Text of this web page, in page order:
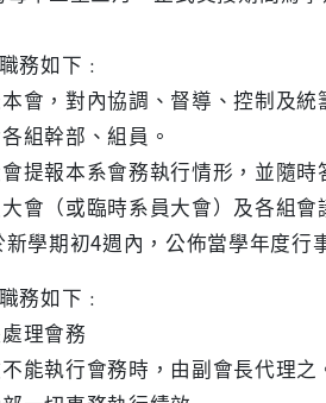
務如下﹕
會，對內協調、督導、控制及統
組幹部、組員。
提報本系會務執行情形，並隨時
會（或臨時系員大會）及各組會
學期初4週內，公佈當學年度行
務如下﹕
理會務
能執行會務時，由副會長代理之